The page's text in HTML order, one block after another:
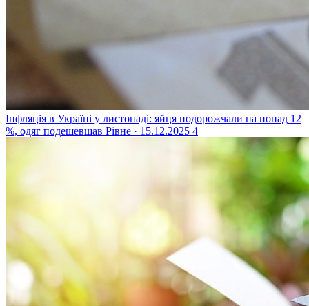
Інфляція в Україні у листопаді: яйця подорожчали на понад 12
%, одяг подешевшав Рівне · 15.12.2025 4